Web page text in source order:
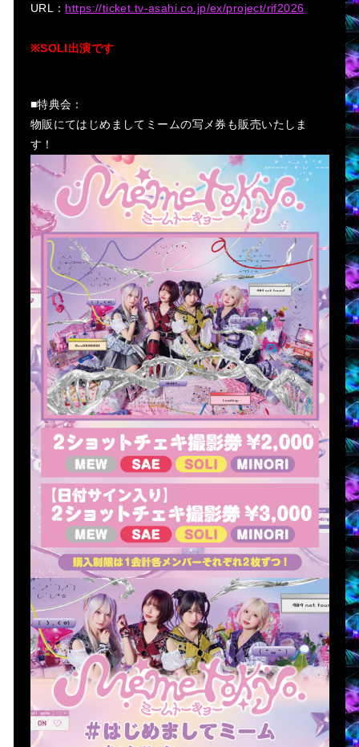
URL： https://ticket.tv-asahi.co.jp/ex/project/rif2026
※SOLI出演です
■特典会：
物販にてはじめましてミームの写メ券も販売いたしま
す！